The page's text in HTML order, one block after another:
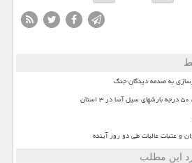
به صدمه دیدگان جنگ
و عتبات عالیات طی دو روز آینده
این مطلب